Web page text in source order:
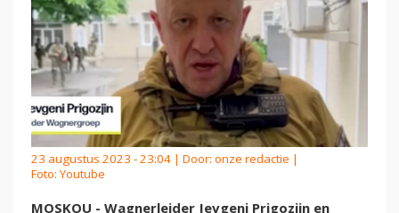
23 augustus 2023 - 23:04 | Door: onze redactie |
Foto: Youtube
MOSKOU - Wagnerleider Jevgeni Prigozjin en